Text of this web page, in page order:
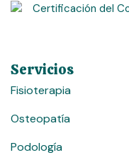
Servicios
Fisioterapia
Osteopatía
Podología